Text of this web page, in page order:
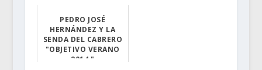
El condenado er...
PEDRO JOSÉ
HERNÁNDEZ Y LA
SENDA DEL CABRERO
"OBJETIVO VERANO
2014 "